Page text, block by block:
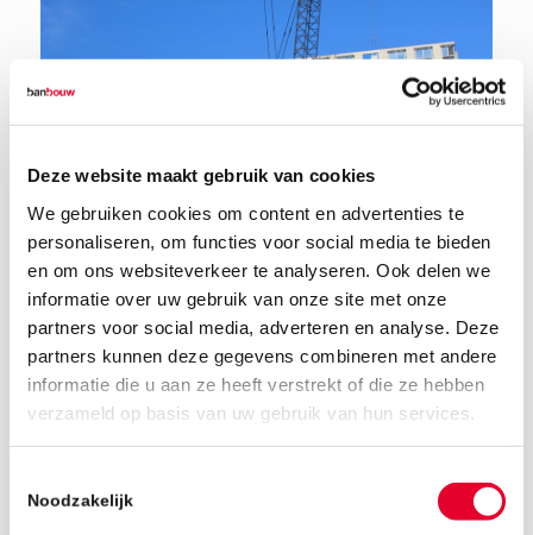
Deze website maakt gebruik van cookies
We gebruiken cookies om content en advertenties te
personaliseren, om functies voor social media te bieden
en om ons websiteverkeer te analyseren. Ook delen we
informatie over uw gebruik van onze site met onze
partners voor social media, adverteren en analyse. Deze
partners kunnen deze gegevens combineren met andere
informatie die u aan ze heeft verstrekt of die ze hebben
verzameld op basis van uw gebruik van hun services.
Noodzakelijk
6 december 2018